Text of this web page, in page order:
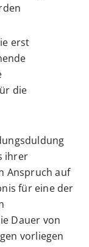
erst
die
sduldung
ihrer
Anspruch auf
für eine der
Dauer von
vorliegen.